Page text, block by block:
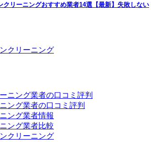
クリーニングおすすめ業者14選【最新】失敗しない
クリーニング
ニング業者の口コミ評判
ング業者の口コミ評判
ング業者情報
ング業者比較
クリーニング